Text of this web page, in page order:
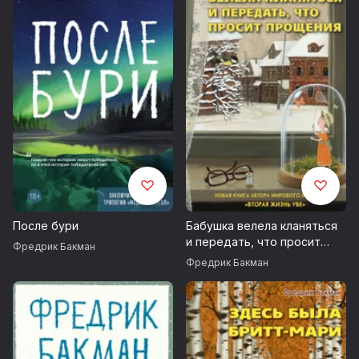
«Себастиан и тролль» – пронзительная новелла Бакмана,
сказка для взрослых, маленькая история сбивающей с ног
эмоциональной силы. Это рассказ про детскую хрупкость
и уязвимость, поломанный смех, душные стеклянные
шары и детские страхи.
После бури
Фредрик Бакман
Бабушка велела кланяться
и передать, что просит
прощения
Фредрик Бакман